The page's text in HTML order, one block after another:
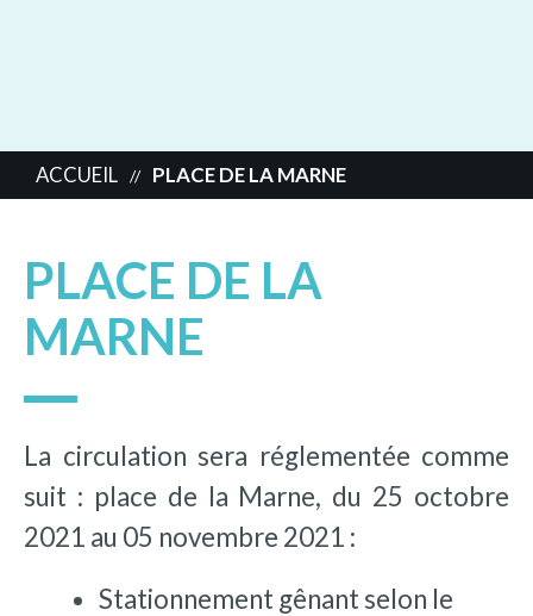
ACCUEIL // PLACE DE LA MARNE
PLACE DE LA
MARNE
La circulation sera réglementée comme
suit : place de la Marne, du 25 octobre
2021 au 05 novembre 2021 :
Stationnement gênant selon le